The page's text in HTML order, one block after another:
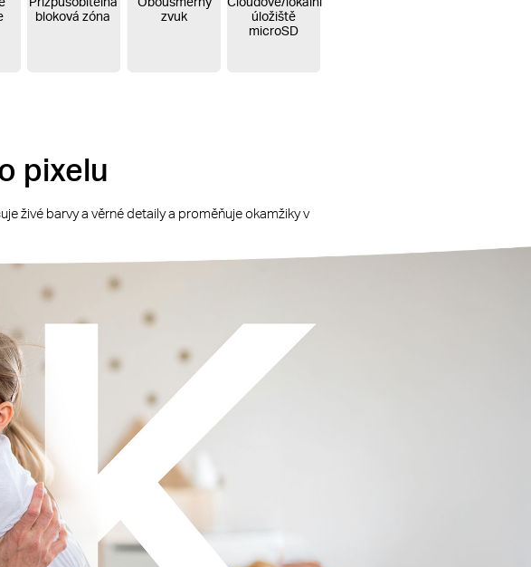
bloková zóna
zvuk
úložiště
microSD
pixelu
živé barvy a věrné detaily a proměňuje okamžiky v